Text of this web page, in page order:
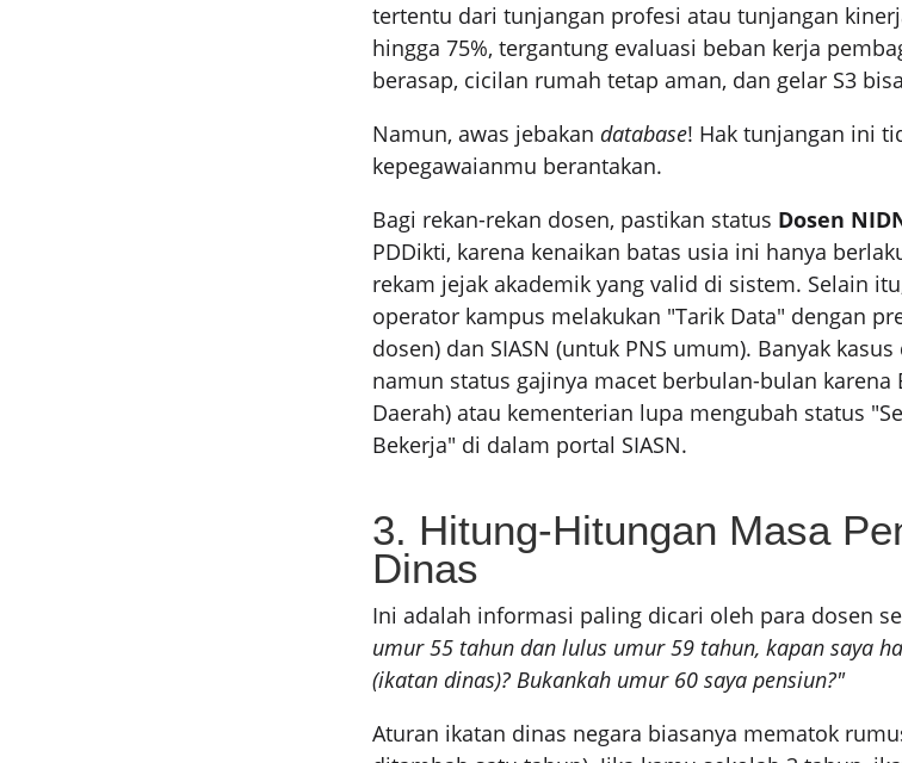
tertentu dari tunjangan profesi atau tunjangan
hingga 75%, tergantung evaluasi beban kerja
berasap, cicilan rumah tetap aman, dan gelar S3
Namun, awas jebakan database! Hak tunjangan ini
kepegawaianmu berantakan.
Bagi rekan-rekan dosen, pastikan status Dosen
PDDikti, karena kenaikan batas usia ini hanya
rekam jejak akademik yang valid di sistem. Selain
operator kampus melakukan "Tarik Data" dengan
dosen) dan SIASN (untuk PNS umum). Banyak
namun status gajinya macet berbulan-bulan karena
Daerah) atau kementerian lupa mengubah status
Bekerja" di dalam portal SIASN.
3. Hitung-Hitungan Masa
Dinas
Ini adalah informasi paling dicari oleh para dosen
umur 55 tahun dan lulus umur 59 tahun, kapan saya
(ikatan dinas)? Bukankah umur 60 saya pensiun?"
Aturan ikatan dinas negara biasanya mematok